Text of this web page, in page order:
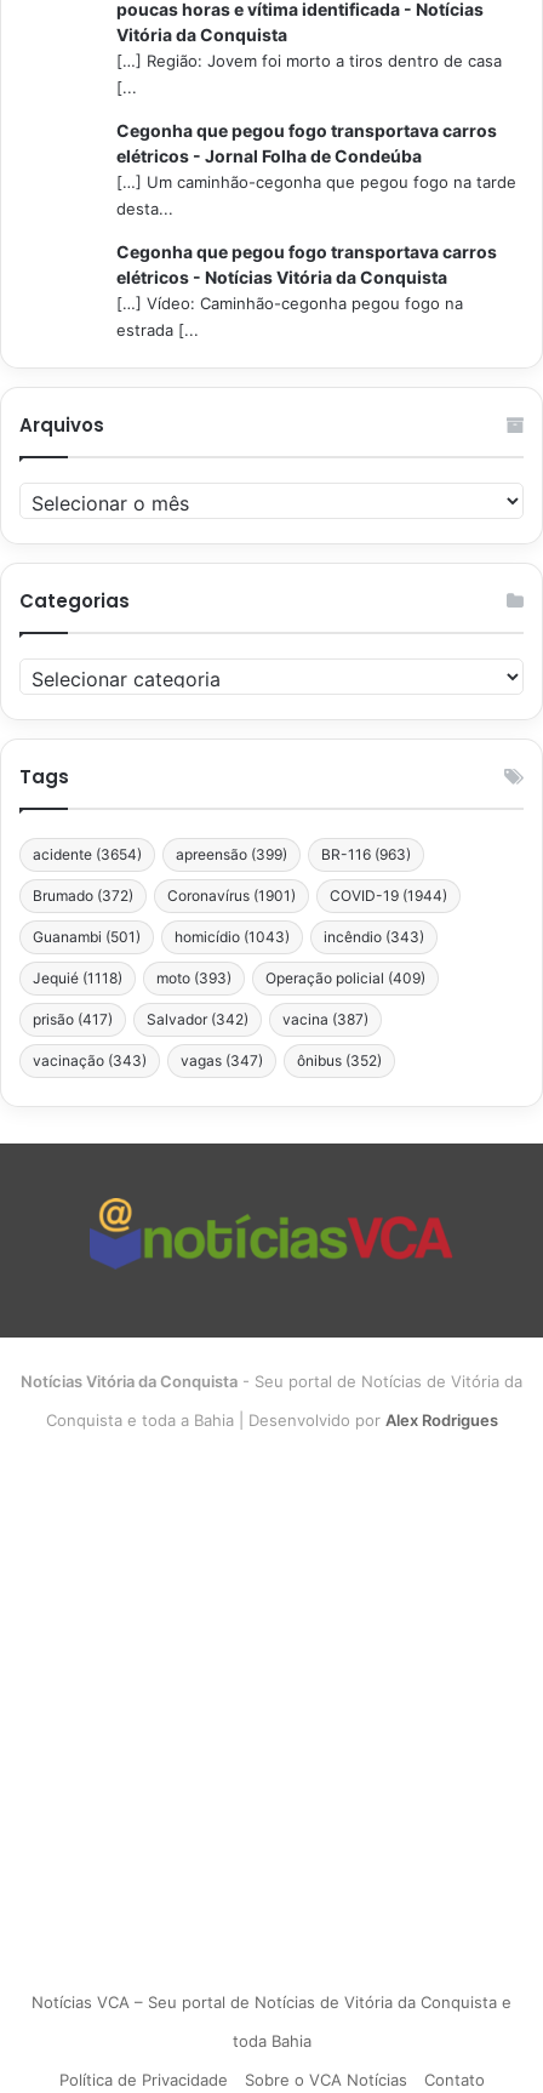
poucas horas e vítima identificada - Notícias
Vitória da Conquista
[…] Região: Jovem foi morto a tiros dentro de casa
[...
Cegonha que pegou fogo transportava carros
elétricos - Jornal Folha de Condeúba
[…] Um caminhão-cegonha que pegou fogo na tarde
desta...
Cegonha que pegou fogo transportava carros
elétricos - Notícias Vitória da Conquista
[…] Vídeo: Caminhão-cegonha pegou fogo na
estrada [...
Arquivos
Arquivos
Categorias
Categorias
Tags
acidente (3654) apreensão (399) BR-116 (963)
Brumado (372) Coronavírus (1901) COVID-19 (1944)
Guanambi (501) homicídio (1043) incêndio (343)
Jequié (1118) moto (393) Operação policial (409)
prisão (417) Salvador (342) vacina (387)
vacinação (343) vagas (347) ônibus (352)
Notícias Vitória da Conquista - Seu portal de Notícias de Vitória da
Conquista e toda a Bahia | Desenvolvido por Alex Rodrigues
Notícias VCA – Seu portal de Notícias de Vitória da Conquista e
toda Bahia
Política de Privacidade
Sobre o VCA Notícias Contato